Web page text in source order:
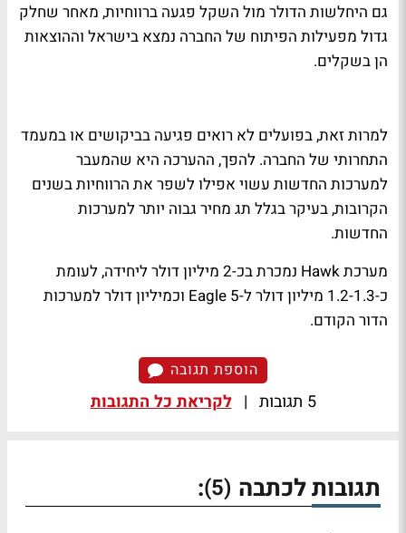
גם היחלשות הדולר מול השקל פגעה ברווחיות, מאחר שחלק
גדול מפעילות הפיתוח של החברה נמצא בישראל וההוצאות
הן בשקלים.
למרות זאת, בפועלים לא רואים פגיעה בביקושים או במעמד
התחרותי של החברה. להפך, ההערכה היא שהמעבר
למערכות החדשות עשוי אפילו לשפר את הרווחיות בשנים
הקרובות, בעיקר בגלל תג מחיר גבוה יותר למערכות
החדשות.
מערכת Hawk נמכרת בכ-2 מיליון דולר ליחידה, לעומת
כ-1.2-1.3 מיליון דולר ל-Eagle 5 וכמיליון דולר למערכות
הדור הקודם.
הוספת תגובה
5 תגובות | לקריאת כל התגובות
תגובות לכתבה (5)
: